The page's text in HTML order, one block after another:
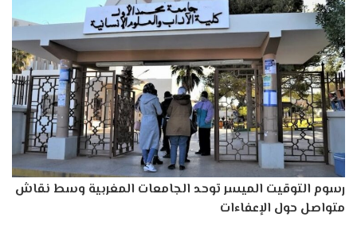
رسوم التوقيت الميسر توحد الجامعات المغربية وسط نقاش
متواصل حول الإعفاءات